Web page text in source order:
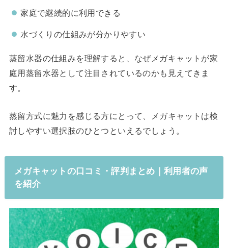
家庭で継続的に利用できる
水づくりの仕組みが分かりやすい
蒸留水器の仕組みを理解すると、なぜメガキャットが家
庭用蒸留水器として注目されているのかも見えてきま
す。
蒸留方式に魅力を感じる方にとって、メガキャットは検
討しやすい選択肢のひとつといえるでしょう。
メガキャットの口コミ・評判まとめ｜利用者の声
を紹介